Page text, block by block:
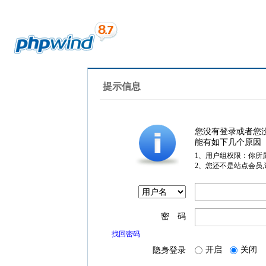
提示信息
您没有登录或者您
能有如下几个原因
1、用户组权限：你所
2、您还不是站点会员
密 码
找回密码
隐身登录 开启 关闭